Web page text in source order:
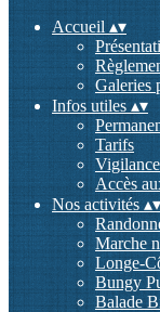
Accueil ▴▾
Galeries
Infos utiles ▴▾
Tarifs
Accès
Nos activités ▴▾
Marche
Longe-
Bungy
Balade